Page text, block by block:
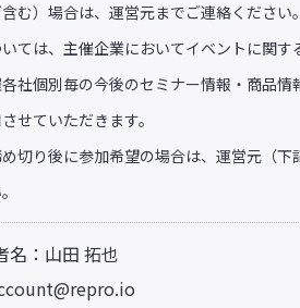
む）場合は、運営元までご連絡ください。
ては、主催企業においてイベントに関す
社個別毎の今後のセミナー情報・商品情
せていただきます。
切り後に参加希望の場合は、運営元（下
名：山田 拓也